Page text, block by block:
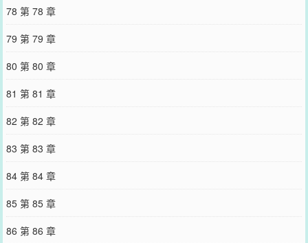
78 第 78 章
79 第 79 章
80 第 80 章
81 第 81 章
82 第 82 章
83 第 83 章
84 第 84 章
85 第 85 章
86 第 86 章